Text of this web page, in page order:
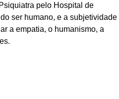
pelo Hospital de
ser humano, e a subjetividade
a empatia, o humanismo, a